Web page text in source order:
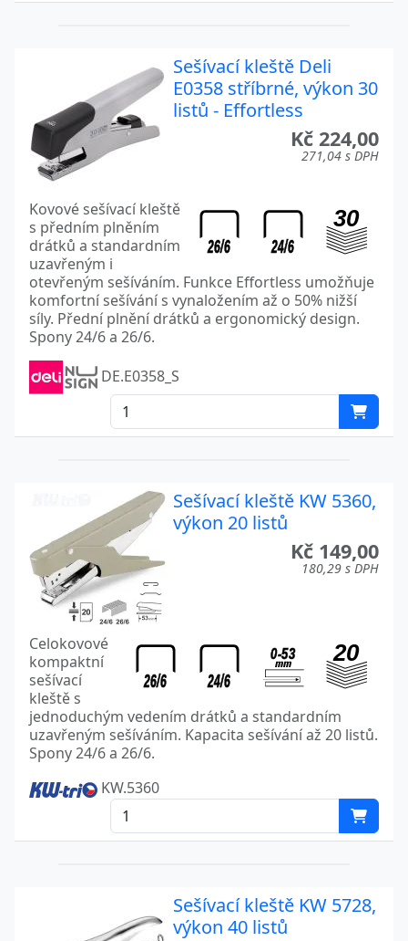
Sešívací kleště Deli
E0358 stříbrné, výkon 30
listů - Effortless
Kč 224,00
271,04 s DPH
Kovové sešívací kleště
s předním plněním
drátků a standardním
uzavřeným i
otevřeným sešíváním. Funkce Effortless umožňuje
komfortní sešívání s vynaložením až o 50% nižší
síly. Přední plnění drátků a ergonomický design.
Spony 24/6 a 26/6.
DE.E0358_S
Sešívací kleště KW 5360,
výkon 20 listů
Kč 149,00
180,29 s DPH
Celokovové
kompaktní
sešívací
kleště s
jednoduchým vedením drátků a standardním
uzavřeným sešíváním. Kapacita sešívání až 20 listů.
Spony 24/6 a 26/6.
KW.5360
Sešívací kleště KW 5728,
výkon 40 listů